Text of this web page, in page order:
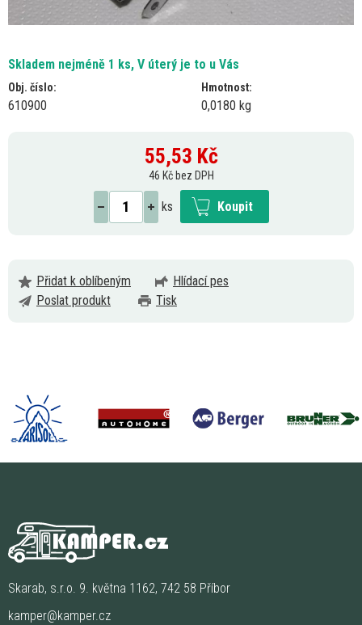
Skladem nejméně 1 ks, V úterý je to u Vás
Obj. číslo:
610900
Hmotnost:
0,0180 kg
55,53 Kč
46 Kč bez DPH
ks Koupit
Přidat k oblíbeným
Hlídací pes
Poslat produkt
Tisk
Skarab, s.r.o. 9. května 1162, 742 58 Příbor
kamper@kamper.cz